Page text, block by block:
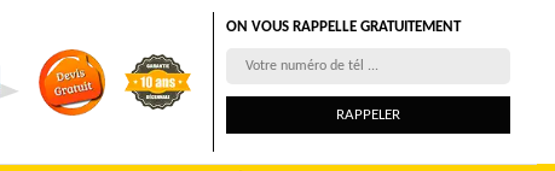
ON VOUS RAPPELLE GRATUITEMENT